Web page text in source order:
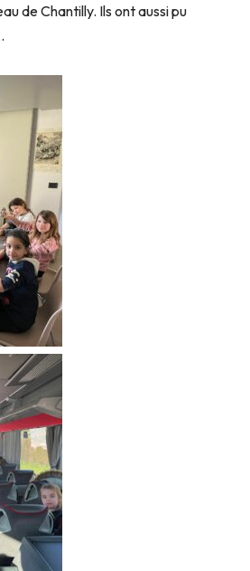
de Chantilly. Ils ont aussi pu